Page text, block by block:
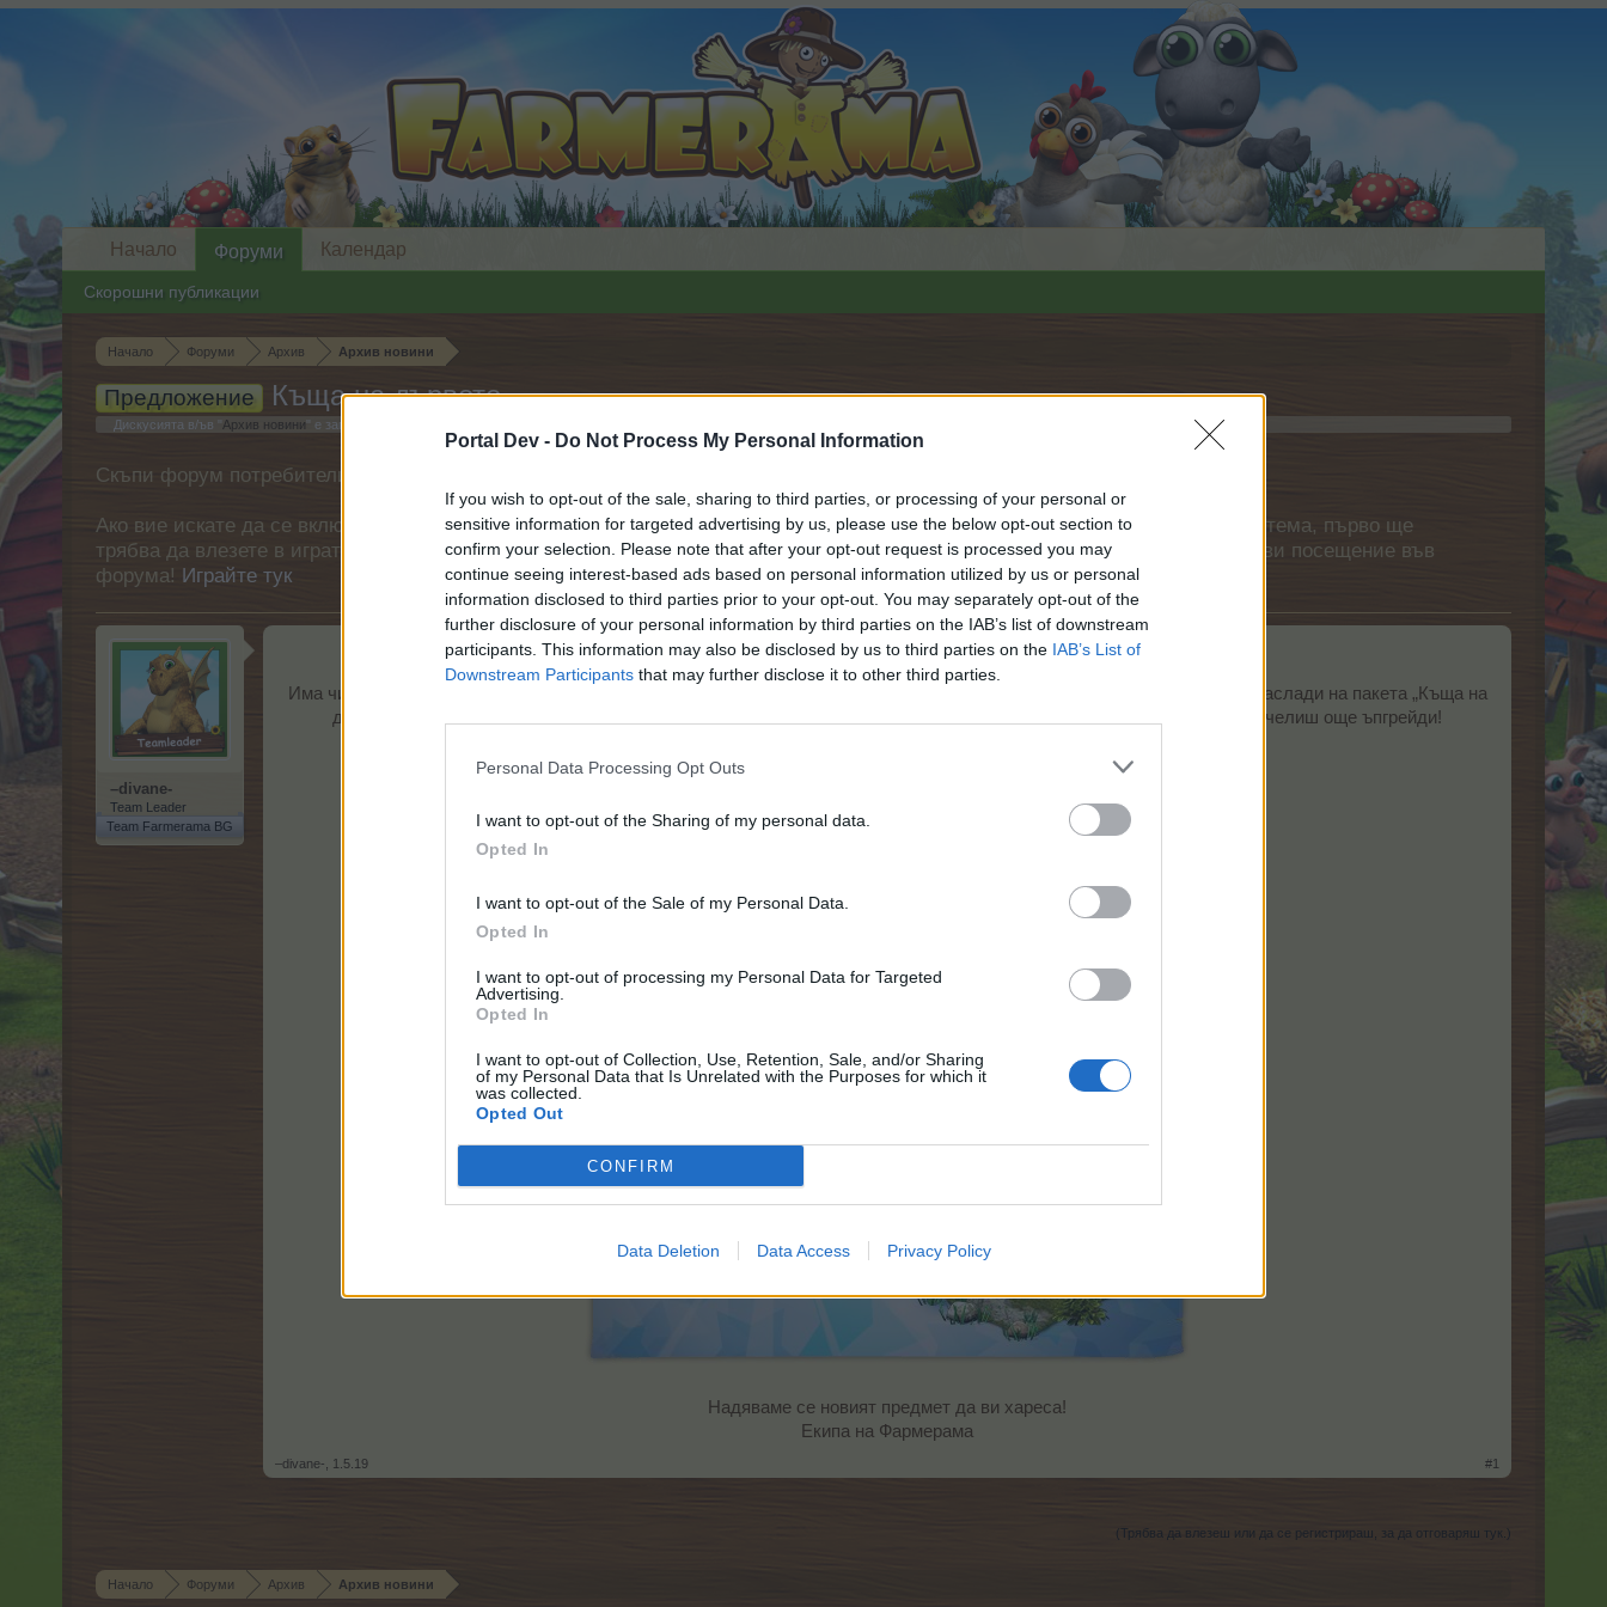
Portal Dev - Do Not Process My Personal Information
If you wish to opt-out of the sale, sharing to third parties, or processing of your personal or
sensitive information for targeted advertising by us, please use the below opt-out section to
confirm your selection. Please note that after your opt-out request is processed you may
continue seeing interest-based ads based on personal information utilized by us or personal
information disclosed to third parties prior to your opt-out. You may separately opt-out of the
further disclosure of your personal information by third parties on the IAB’s list of downstream
participants. This information may also be disclosed by us to third parties on the IAB’s List of
Downstream Participants that may further disclose it to other third parties.
Personal Data Processing Opt Outs
I want to opt-out of the Sharing of my personal data.
Opted In
I want to opt-out of the Sale of my Personal Data.
Opted In
I want to opt-out of processing my Personal Data for Targeted
Advertising.
Opted In
I want to opt-out of Collection, Use, Retention, Sale, and/or Sharing
of my Personal Data that Is Unrelated with the Purposes for which it
was collected.
Opted Out
CONFIRM
Data Deletion Data Access Privacy Policy
Начало Форуми Архив Архив новини
Предложение Къща на дървото
Дискусията в/ъв " Архив новини " е започната от
Скъпи форум потребители,
Ако вие искате да се включите активно във форума и да участвате в дискусиите, или искате да започнете своя собствена тема, първо ще
трябва да влезете в играта. Моля, регистрирайте се, ако нямате собствен акаунт. Ние очакваме с нетърпение следващото ви посещение във
форума! Играйте тук
–divane-
Team Leader
Team Farmerama BG
Здравейте, фермери!
Има чисто нов предмет в магазина, който можеш да поръчаш и ъпгрейднеш! Вземи основната къща на дърво или се наслади на пакета „Къща на
дървото“, който съдържа супер храна и първия ъпгрейд за къщичката. Участвай в събитията през май, за да спечелиш още ъпгрейди!
Подробности ще намерите
Надяваме се новият предмет да ви хареса!
Екипа на Фармерама​
–divane- 1.5.19 #1
(Трябва да влезеш или да се регистрираш, за да отговаряш тук.)
Начало Форуми Архив Архив новини
Начало Форуми
Скорошни публикации
Календар